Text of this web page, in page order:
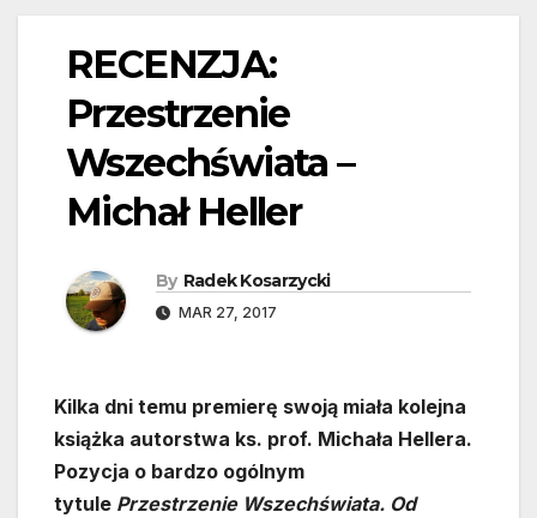
RECENZJA:
Przestrzenie
Wszechświata –
Michał Heller
By Radek Kosarzycki
MAR 27, 2017
Kilka dni temu premierę swoją miała kolejna
książka autorstwa ks. prof. Michała Hellera.
Pozycja o bardzo ogólnym
tytule Przestrzenie Wszechświata. Od